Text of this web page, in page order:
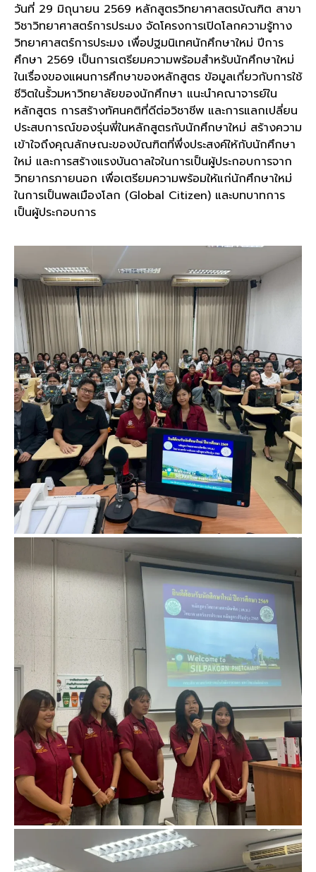
วันที่ 29 มิถุนายน 2569 หลักสูตรวิทยาศาสตรบัณฑิต สาขา
วิชาวิทยาศาสตร์การประมง จัดโครงการเปิดโลกความรู้ทาง
วิทยาศาสตร์การประมง เพื่อปฐมนิเทศนักศึกษาใหม่ ปีการ
ศึกษา 2569 เป็นการเตรียมความพร้อมสำหรับนักศึกษาใหม่
ในเรื่องของแผนการศึกษาของหลักสูตร ข้อมูลเกี่ยวกับการใช้
ชีวิตในรั้วมหาวิทยาลัยของนักศึกษา แนะนำคณาจารย์ใน
หลักสูตร การสร้างทัศนคติที่ดีต่อวิชาชีพ และการแลกเปลี่ยน
ประสบการณ์ของรุ่นพี่ในหลักสูตรกับนักศึกษาใหม่ สร้างความ
เข้าใจถึงคุณลักษณะของบัณฑิตที่พึ่งประสงค์ให้กับนักศึกษา
ใหม่ และการสร้างแรงบันดาลใจในการเป็นผู้ประกอบการจาก
วิทยากรภายนอก เพื่อเตรียมความพร้อมให้แก่นักศึกษาใหม่
ในการเป็นพลเมืองโลก (Global Citizen) และบทบาทการ
เป็นผู้ประกอบการ